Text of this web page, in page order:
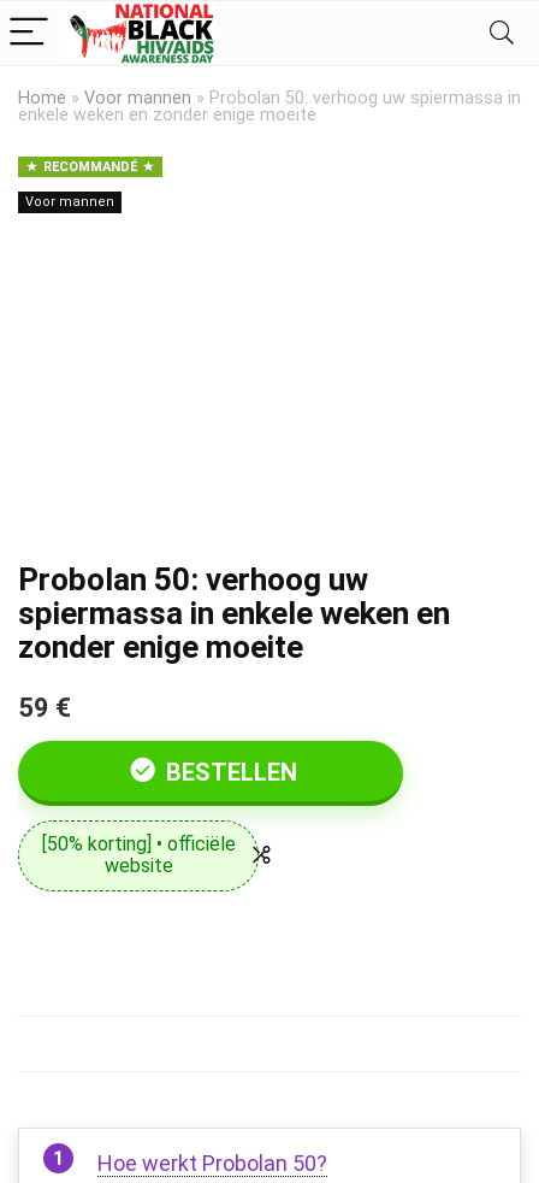
Home » Voor mannen » Probolan 50: verhoog uw spiermassa in
enkele weken en zonder enige moeite
RECOMMANDÉ
Voor mannen
Probolan 50: verhoog uw
spiermassa in enkele weken en
zonder enige moeite
59 €
BESTELLEN
[50% korting] • officiële
website
Hoe werkt Probolan 50?